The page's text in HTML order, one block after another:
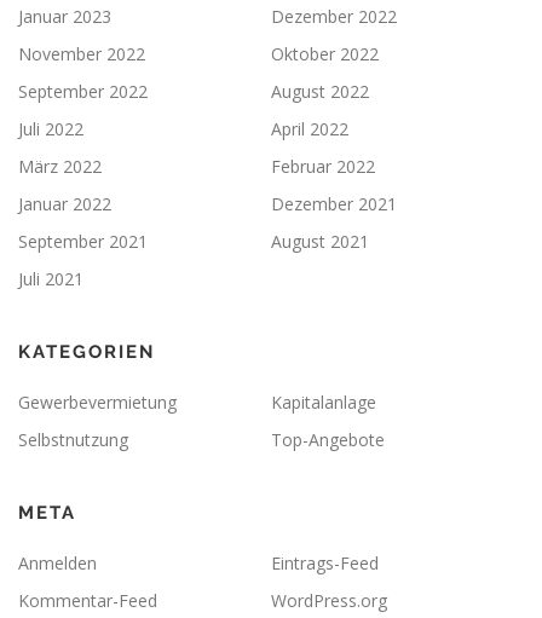
Januar 2023
Dezember 2022
November 2022
Oktober 2022
September 2022
August 2022
Juli 2022
April 2022
März 2022
Februar 2022
Januar 2022
Dezember 2021
September 2021
August 2021
Juli 2021
KATEGORIEN
Gewerbevermietung
Kapitalanlage
Selbstnutzung
Top-Angebote
META
Anmelden
Eintrags-Feed
Kommentar-Feed
WordPress.org